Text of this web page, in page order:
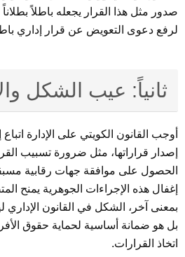
صدور مثل هذا القرار يجعله باطلاً بطلاناً
لرفع دعوى التعويض عن قرار إداري
ثانياً: عيب الشكل
أوجب القانون الكويتي على الإدارة
إصدار قراراتها، مثل ضرورة تسبيب
الحصول على موافقة جهات رقابية
إغفال هذه الإجراءات الجوهرية يمنح
بمعنى آخر، الشكل في القانون
بل هو ضمانة أساسية لحماية حقوق
اتخاذ القرارات.